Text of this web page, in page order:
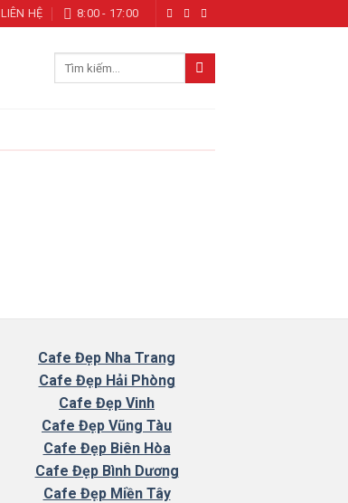
LIÊN HỆ 8:00 - 17:00
Cafe Đẹp Nha Trang
Cafe Đẹp Hải Phòng
Cafe Đẹp Vinh
Cafe Đẹp Vũng Tàu
Cafe Đẹp Biên Hòa
Cafe Đẹp Bình Dương
Cafe Đẹp Miền Tây